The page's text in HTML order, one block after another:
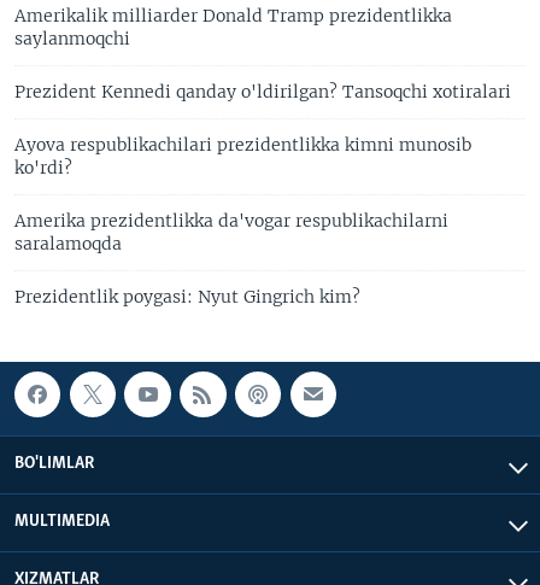
Amerikalik milliarder Donald Tramp prezidentlikka
saylanmoqchi
Prezident Kennedi qanday o'ldirilgan? Tansoqchi xotiralari
Ayova respublikachilari prezidentlikka kimni munosib
ko'rdi?
Amerika prezidentlikka da'vogar respublikachilarni
saralamoqda
Prezidentlik poygasi: Nyut Gingrich kim?
BO'LIMLAR
MULTIMEDIA
XIZMATLAR